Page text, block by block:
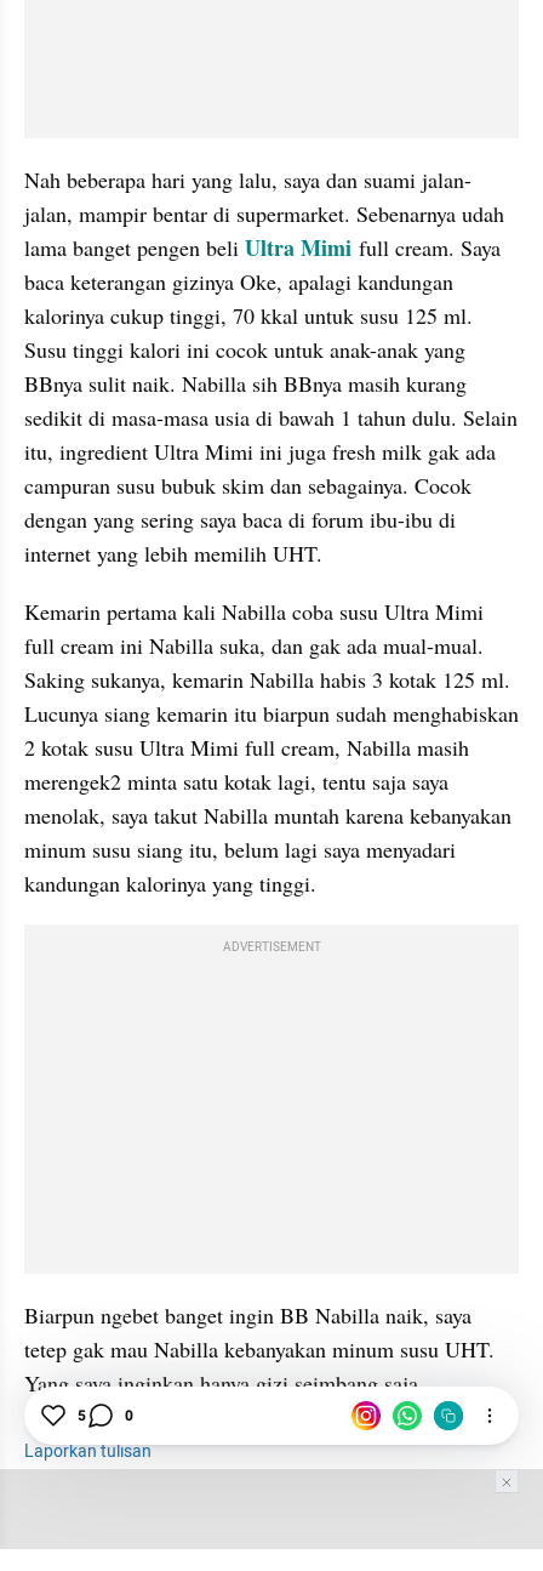
Nah beberapa hari yang lalu, saya dan suami jalan-
jalan, mampir bentar di supermarket. Sebenarnya udah
lama banget pengen beli UltraMimi full cream. Saya
baca keterangan gizinya Oke, apalagi kandungan
kalorinya cukup tinggi, 70 kkal untuk susu 125 ml.
Susu tinggi kalori ini cocok untuk anak-anak yang
BBnya sulit naik. Nabilla sih BBnya masih kurang
sedikit di masa-masa usia di bawah 1 tahun dulu. Selain
itu, ingredient Ultra Mimi ini juga fresh milk gak ada
campuran susu bubuk skim dan sebagainya. Cocok
dengan yang sering saya baca di forum ibu-ibu di
internet yang lebih memilih UHT.
Kemarin pertama kali Nabilla coba susu Ultra Mimi
full cream ini Nabilla suka, dan gak ada mual-mual.
Saking sukanya, kemarin Nabilla habis 3 kotak 125 ml.
Lucunya siang kemarin itu biarpun sudah menghabiskan
2 kotak susu Ultra Mimi full cream, Nabilla masih
merengek2 minta satu kotak lagi, tentu saja saya
menolak, saya takut Nabilla muntah karena kebanyakan
minum susu siang itu, belum lagi saya menyadari
kandungan kalorinya yang tinggi.
ADVERTISEMENT
Biarpun ngebet banget ingin BB Nabilla naik, saya
tetep gak mau Nabilla kebanyakan minum susu UHT.
Yang saya inginkan hanya gizi seimbang saja.
Laporkan tulisan
5 0